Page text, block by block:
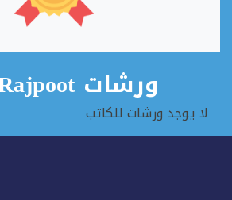
ورشات ZoyaRajpoot
يوجد ورشات للكاتب